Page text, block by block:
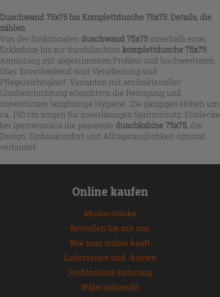
Duschwand 75x75 bis Komplettdusche 75x75: Details, die
zählen
Von der funktionalen duschwand 75x75 innerhalb einer
Eckkabine bis zur durchdachten komplettdusche 75x75-
Anmutung mit abgestimmten Profilen und hochwertigem
Glas: Entscheidend sind Verarbeitung und
Pflegeleichtigkeit. Varianten mit antibakterieller
Glasbeschichtung erleichtern die Reinigung und
unterstützen langfristige Hygiene. Die gängigen Höhen um
ca. 190 cm sorgen für zuverlässigen Spritzschutz. Entdecke
bei Iperceramica die passende duschkabine 75x75, die
Design, Einbaukomfort und Alltagstauglichkeit optimal
verbindet.
Online kaufen
Musterstücke
Bestellen Sie mit uns
Wie man online kauft
Lieferzeiten und -kosten
Problemlose lieferung
Widerrufsrecht